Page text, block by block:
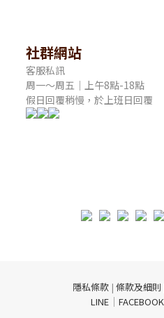
社群網站
客服私訊
周一～周五｜上午8點-18點
假日回覆稍慢，於上班日回覆
隱私條款| 條款及細則
LINE ｜ FACEBOOK